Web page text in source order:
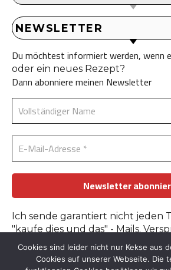
NEWSLETTER
Du möchtest informiert werden, wenn
oder ein neues Rezept?
Dann abonniere meinen Newsletter
Ich sende garantiert nicht jeden
"kaufe dies und das" - Mails.
Erfahre mehr in der
Cookies sind leider nicht nur Kekse aus
Cookies auf unserer Webseite. Die